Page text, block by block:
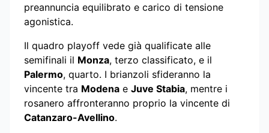
preannuncia equilibrato e carico di tensione
agonistica.
Il quadro playoff vede già qualificate alle
semifinali il Monza, terzo classificato, e il
Palermo, quarto. I brianzoli sfideranno la
vincente tra Modena e Juve Stabia, mentre i
rosanero affronteranno proprio la vincente di
Catanzaro-Avellino.